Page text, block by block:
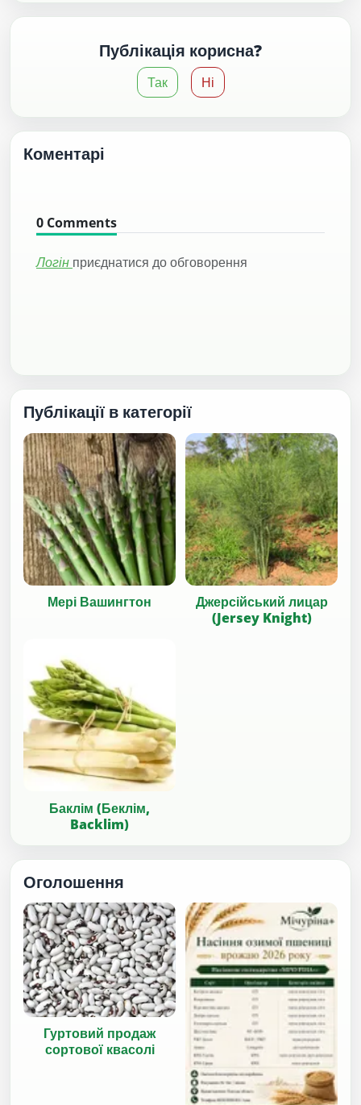
Публікація корисна?
Так Ні
Коментарі
0 Comments
Логін приєднатися до обговорення
Публікації в категорії
Мері Вашингтон
Джерсійський лицар
(Jersey Knight)
Баклім (Беклім,
Backlim)
Оголошення
Гуртовий продаж
сортової квасолі